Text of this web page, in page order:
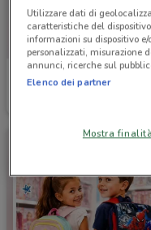
Giocheria
Utilizzare dati di
caratteristiche del
informazioni su dispositivo
personalizzati, misurazione
annunci, ricerche sul
Elenco dei partner
Mostra finalità